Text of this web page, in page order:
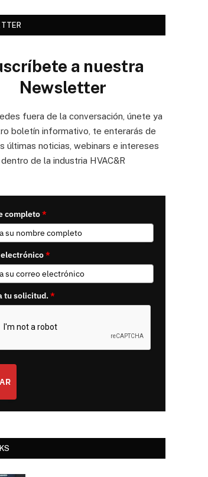
a nuestra
Newsletter
fuera de la conversación, únete ya
boletín informativo, te enterarás de
últimas noticias, webinars e intereses
dentro de la industria HVAC&R
completo*
*
tu solicitud.*